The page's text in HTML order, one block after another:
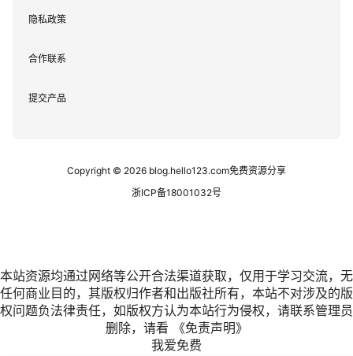
隐私政策
合作联系
提交产品
Copyright © 2026 blog.hello123.com免费资源分享
浙ICP备18001032号
本站资源均通过网络等公开合法渠道获取，仅用于学习交流，无
任何商业目的，其版权归作者和出版社所有，本站不对涉及的版
权问题负法律责任，如版权方认为本站行为侵权，请联系管理员
删除，请看 《免责声明》
我爱免费